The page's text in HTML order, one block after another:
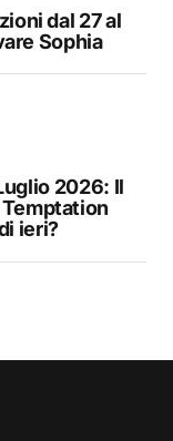
dal 27 al
Sophia
2026: Il
ieri?